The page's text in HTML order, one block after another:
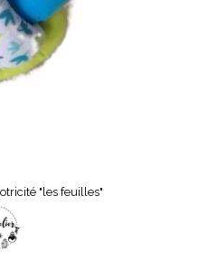
"les feuilles"